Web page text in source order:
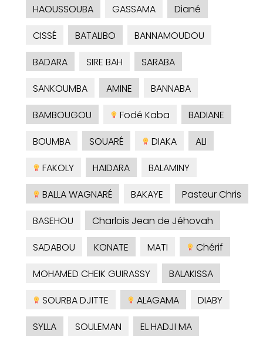
HAOUSSOUBA GASSAMA
Diané
CISSÉ
BATALIBO
BANNAMOUDOU
BADARA
SIRE BAH
SARABA
SANKOUMBA
AMINE
BANNABA
BAMBOUGOU
Fodé Kaba
BADIANE
BOUMBA
SOUARÉ DIAKA
ALI
FAKOLY
HAIDARA
BALAMINY
BALLA WAGNARÉ
BAKAYE
Pasteur Chris
BASEHOU
Charlois Jean de Jéhovah
SADABOU
KONATE MATI
Chérif
MOHAMED CHEIK GUIRASSY
BALAKISSA
SOURBA DJITTE
ALAGAMA
DIABY
SYLLA
SOULEMAN
EL HADJI MA